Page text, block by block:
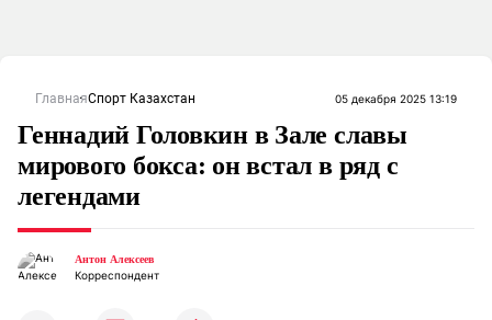
ГлавнаяСпорт Казахстан 05 декабря 2025 13:19
Геннадий Головкин в Зале славы
мирового бокса: он встал в ряд с
легендами
Антон Алексеев
Корреспондент